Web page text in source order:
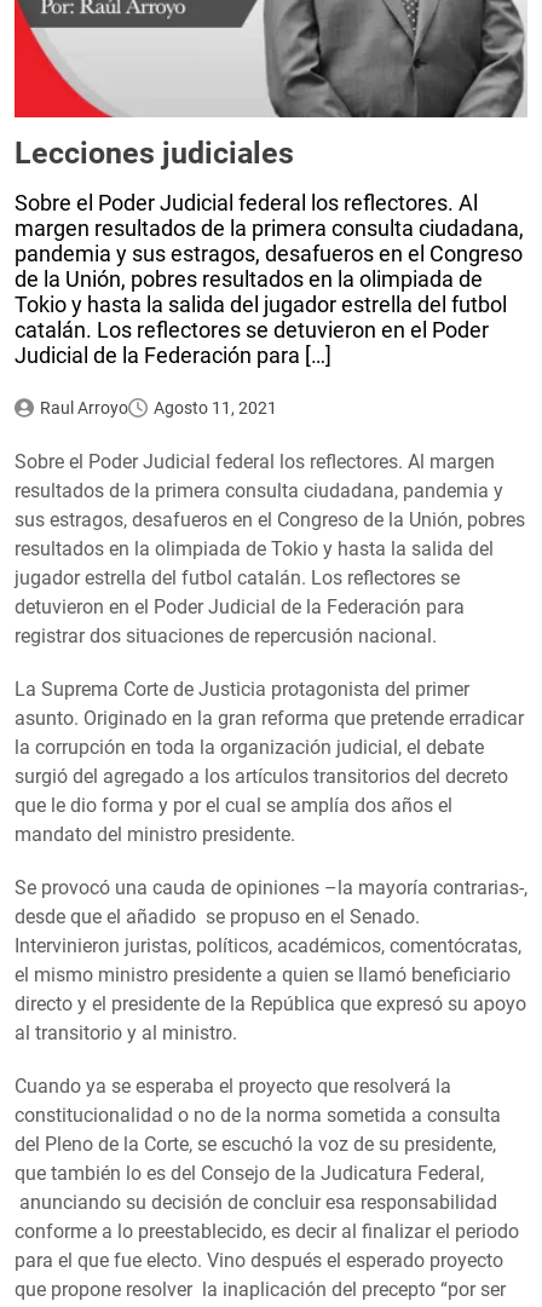
Lecciones judiciales
Sobre el Poder Judicial federal los reflectores. Al
margen resultados de la primera consulta ciudadana,
pandemia y sus estragos, desafueros en el Congreso
de la Unión, pobres resultados en la olimpiada de
Tokio y hasta la salida del jugador estrella del futbol
catalán. Los reflectores se detuvieron en el Poder
Judicial de la Federación para […]
Raul Arroyo Agosto 11, 2021
Sobre el Poder Judicial federal los reflectores. Al margen
resultados de la primera consulta ciudadana, pandemia y
sus estragos, desafueros en el Congreso de la Unión, pobres
resultados en la olimpiada de Tokio y hasta la salida del
jugador estrella del futbol catalán. Los reflectores se
detuvieron en el Poder Judicial de la Federación para
registrar dos situaciones de repercusión nacional.
La Suprema Corte de Justicia protagonista del primer
asunto. Originado en la gran reforma que pretende erradicar
la corrupción en toda la organización judicial, el debate
surgió del agregado a los artículos transitorios del decreto
que le dio forma y por el cual se amplía dos años el
mandato del ministro presidente.
Se provocó una cauda de opiniones –la mayoría contrarias-,
desde que el añadido se propuso en el Senado.
Intervinieron juristas, políticos, académicos, comentócratas,
el mismo ministro presidente a quien se llamó beneficiario
directo y el presidente de la República que expresó su apoyo
al transitorio y al ministro.
Cuando ya se esperaba el proyecto que resolverá la
constitucionalidad o no de la norma sometida a consulta
del Pleno de la Corte, se escuchó la voz de su presidente,
que también lo es del Consejo de la Judicatura Federal,
anunciando su decisión de concluir esa responsabilidad
conforme a lo preestablecido, es decir al finalizar el periodo
para el que fue electo. Vino después el esperado proyecto
que propone resolver la inaplicación del precepto “por ser